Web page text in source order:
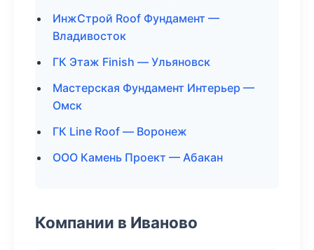
ИнжСтрой Roof Фундамент —
Владивосток
ГК Этаж Finish — Ульяновск
Мастерская Фундамент Интерьер —
Омск
ГК Line Roof — Воронеж
ООО Камень Проект — Абакан
Компании в Иваново